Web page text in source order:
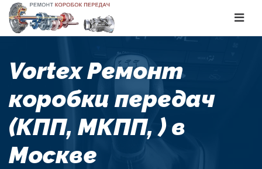
Toggle
Vortex Ремонт
коробки передач
(КПП, МКПП, ) в
Москве